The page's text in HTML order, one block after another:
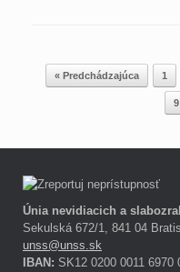
Post navigation
« Predchádzajúca 1
9
Únia nevidiacich a
Sekulská 672/1, 841 04
unss@unss.sk
IBAN: SK12 0200 0011